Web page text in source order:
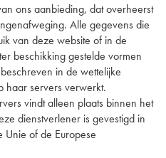
ons aanbieding, dat overheerst
Alle gegevens die
van deze website of in de
beschikking gestelde vormen
in de wettelijke
haar servers verwerkt.
vindt alleen plaats binnen het
dienstverlener is gevestigd in
Unie of de Europese